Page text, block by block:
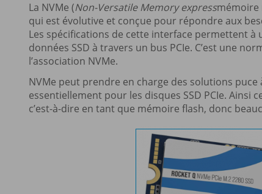
La NVMe (Non-Versatile Memory expressmémoire
qui est évolutive et conçue pour répondre aux
Les spécifications de cette interface permettent à
données SSD à travers un bus PCIe. C’est une
l’association NVMe.
NVMe peut prendre en charge des solutions
essentiellement pour les disques SSD PCIe.
c’est-à-dire en tant que mémoire flash, donc